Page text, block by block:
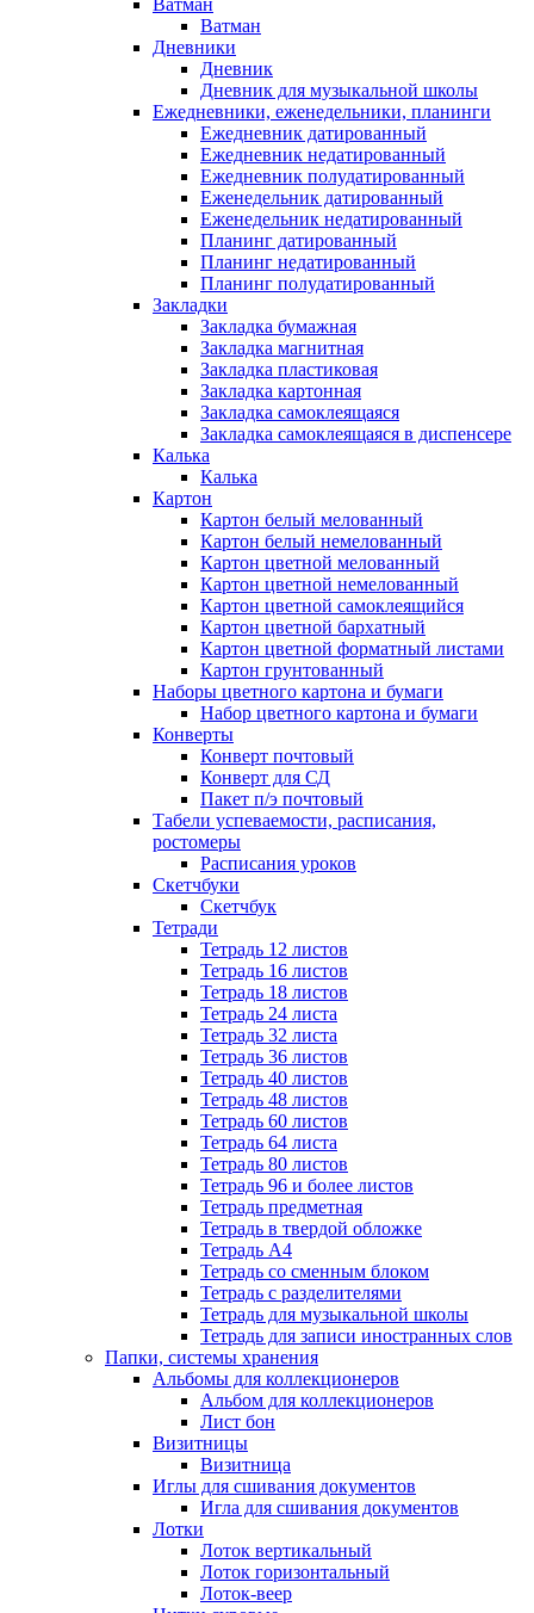
Ватман
Ватман
Дневники
Дневник
Дневник для музыкальной школы
Ежедневники, еженедельники, планинги
Ежедневник датированный
Ежедневник недатированный
Ежедневник полудатированный
Еженедельник датированный
Еженедельник недатированный
Планинг датированный
Планинг недатированный
Планинг полудатированный
Закладки
Закладка бумажная
Закладка магнитная
Закладка пластиковая
Закладка картонная
Закладка самоклеящаяся
Закладка самоклеящаяся в диспенсере
Калька
Калька
Картон
Картон белый мелованный
Картон белый немелованный
Картон цветной мелованный
Картон цветной немелованный
Картон цветной самоклеящийся
Картон цветной бархатный
Картон цветной форматный листами
Картон грунтованный
Наборы цветного картона и бумаги
Набор цветного картона и бумаги
Конверты
Конверт почтовый
Конверт для СД
Пакет п/э почтовый
Табели успеваемости, расписания,
ростомеры
Расписания уроков
Скетчбуки
Скетчбук
Тетради
Тетрадь 12 листов
Тетрадь 16 листов
Тетрадь 18 листов
Тетрадь 24 листа
Тетрадь 32 листа
Тетрадь 36 листов
Тетрадь 40 листов
Тетрадь 48 листов
Тетрадь 60 листов
Тетрадь 64 листа
Тетрадь 80 листов
Тетрадь 96 и более листов
Тетрадь предметная
Тетрадь в твердой обложке
Тетрадь А4
Тетрадь со сменным блоком
Тетрадь с разделителями
Тетрадь для музыкальной школы
Тетрадь для записи иностранных слов
Папки, системы хранения
Альбомы для коллекционеров
Альбом для коллекционеров
Лист бон
Визитницы
Визитница
Иглы для сшивания документов
Игла для сшивания документов
Лотки
Лоток вертикальный
Лоток горизонтальный
Лоток-веер